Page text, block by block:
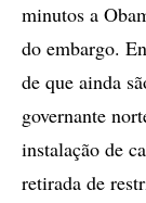
minutos a
do embargo.
de que ainda
governante
instalação de
retirada de